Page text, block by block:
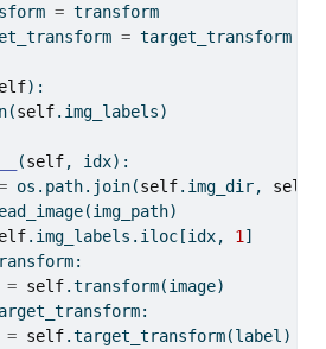
= transform
= target_transform
):
(self.img_labels)
(self, idx):
os.path.join(self.img_dir, self
.img_labels.iloc[idx, 1 ]
= self.transform(image)
= self.target_transform(label)